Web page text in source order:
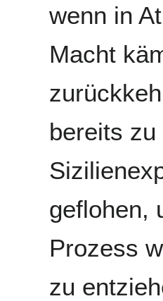
wenn in
Macht
bereits
geflohen,
Prozess
zu